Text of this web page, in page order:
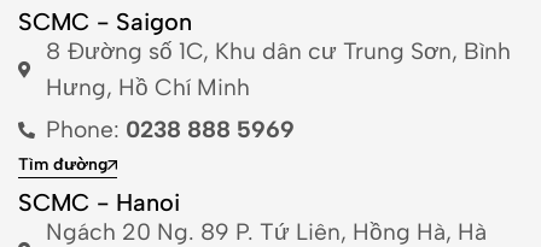
SCMC - Saigon
8 Đường số 1C, Khu dân cư Trung Sơn, Bình
Hưng, Hồ Chí Minh
Phone: 0238 888 5969
Tìm đường
SCMC - Hanoi
Ngách 20 Ng. 89 P. Tứ Liên, Hồng Hà, Hà